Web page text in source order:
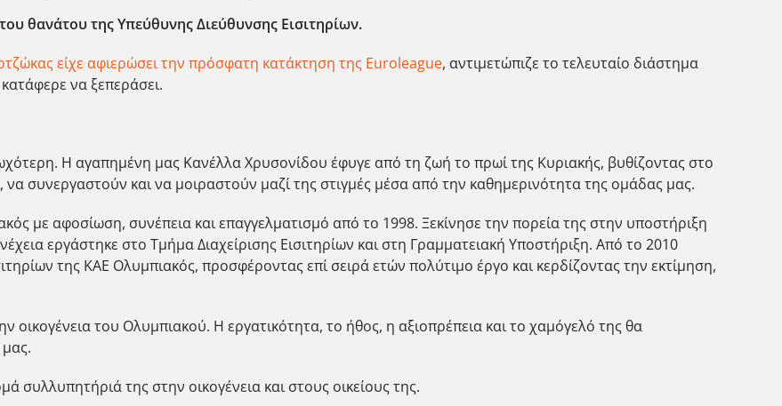
θανάτου της Υπεύθυνης Διεύθυνσης Εισιτηρίων.
είχε αφιερώσει την πρόσφατη κατάκτηση της Euroleague, αντιμετώπιζε το τελευταίο διάστημα
να ξεπεράσει.
Η αγαπημένη μας Κανέλλα Χρυσονίδου έφυγε από τη ζωή το πρωί της Κυριακής, βυθίζοντας στο
συνεργαστούν και να μοιραστούν μαζί της στιγμές μέσα από την καθημερινότητα της ομάδας μας.
με αφοσίωση, συνέπεια και επαγγελματισμό από το 1998. Ξεκίνησε την πορεία της στην υποστήριξη
εργάστηκε στο Τμήμα Διαχείρισης Εισιτηρίων και στη Γραμματειακή Υποστήριξη. Από το 2010
της ΚΑΕ Ολυμπιακός, προσφέροντας επί σειρά ετών πολύτιμο έργο και κερδίζοντας την εκτίμηση,
του Ολυμπιακού. Η εργατικότητα, το ήθος, η αξιοπρέπεια και το χαμόγελό της θα
συλλυπητήριά της στην οικογένεια και στους οικείους της.